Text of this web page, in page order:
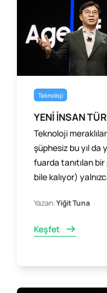
Teknoloji
YENİ İNSAN
Teknoloji
şüphesiz bu yıl da
fuarda tanıtılan
bile kalıyor)
Yazan:Yiğit Tuna
Keşfet